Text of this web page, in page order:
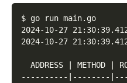
$ go run main.go
2024-10-27
2024-10-27
ADDRESS | METHOD |
----------|--------